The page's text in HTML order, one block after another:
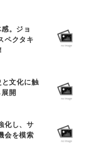
。ジョ
ペクタキ
文化に触
開
化し、サ
会を模索